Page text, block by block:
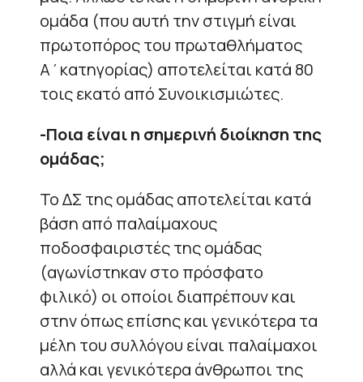
ομάδα (που αυτή την στιγμή είναι
πρωτοπόρος του πρωταθλήματος
Α΄κατηγορίας) αποτελείται κατά 80
τοις εκατό από Συνοικισμιώτες.
-Ποια είναι η σημερινή διοίκηση της
ομάδας;
To ΔΣ της ομάδας αποτελείται κατά
βάση από παλαίμαχους
ποδοσφαιριστές της ομάδας
(αγωνίστηκαν στο πρόσφατο
φιλικό) οι οποίοι διαπρέπουν και
στην όπως επίσης και γενικότερα τα
μέλη του συλλόγου είναι παλαίμαχοι
αλλά και γενικότερα άνθρωποι της